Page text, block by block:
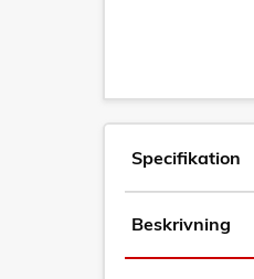
Specifikation
Beskrivning